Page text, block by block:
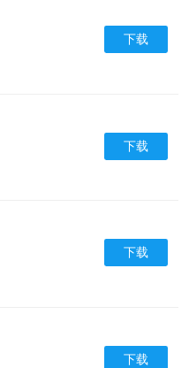
下载
下载
下载
下载